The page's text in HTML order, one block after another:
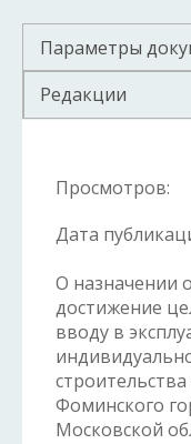
Параметры
Редакции
Просмотров:
Дата
О назначении
достижение
вводу в
Фоминского
Московской